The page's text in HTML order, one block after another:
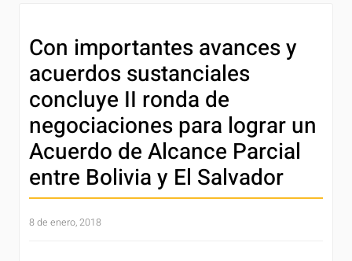
Con importantes avances y
acuerdos sustanciales
concluye II ronda de
negociaciones para lograr un
Acuerdo de Alcance Parcial
entre Bolivia y El Salvador
8 de enero, 2018